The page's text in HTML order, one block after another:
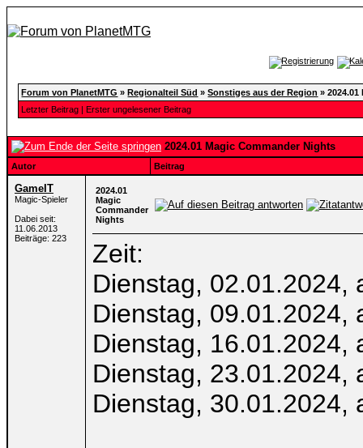
Forum von PlanetMTG »Regionalteil Süd »Sonstiges aus der Region »
Letzter Beitrag |Erster ungelesener Beitrag
2024.01 Magic Commander Nights
Autor Beitrag
GameIT
Magic-Spieler
Dabei seit:
11.06.2013
Beiträge: 223
2024.01
Magic
Commander
Nights
Zeit:
Dienstag, 02.01.2024,
Dienstag, 09.01.2024,
Dienstag, 16.01.2024,
Dienstag, 23.01.2024,
Dienstag, 30.01.2024,